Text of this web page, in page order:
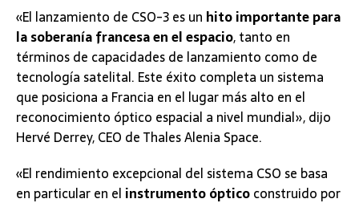
«El lanzamiento de CSO-3 es un hito importante para
la soberanía francesa en el espacio, tanto en
términos de capacidades de lanzamiento como de
tecnología satelital. Este éxito completa un sistema
que posiciona a Francia en el lugar más alto en el
reconocimiento óptico espacial a nivel mundial», dijo
Hervé Derrey, CEO de Thales Alenia Space.
«El rendimiento excepcional del sistema CSO se basa
en particular en el instrumento ópticoconstruido por